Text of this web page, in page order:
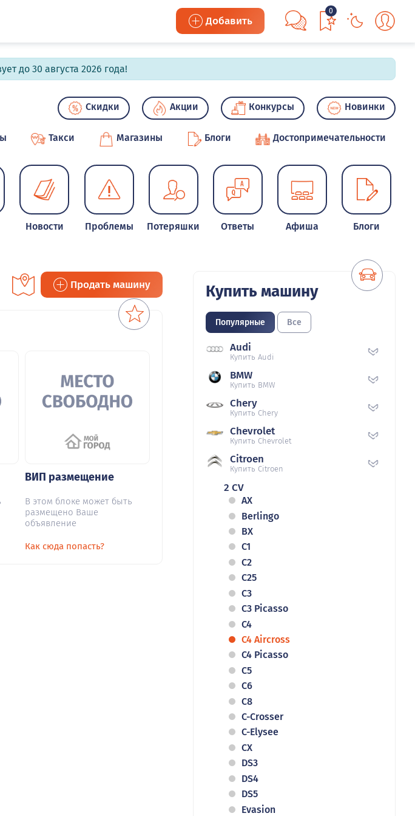
Добавить
0
до 30 августа 2026 года!
Скидки Акции Конкурсы Новинки
Такси Магазины Блоги Достопримечательности
Новости Проблемы Потеряшки Ответы Афиша Блоги
Продать машину
ВИП размещение
В этом блоке может быть
размещено Ваше
объявление
Как сюда попасть?
Купить машину
Популярные Все
Audi
Купить Audi
BMW
Купить BMW
Chery
Купить Chery
Chevrolet
Купить Chevrolet
Citroen
Купить Citroen
2 CV
AX
Berlingo
BX
C1
C2
C25
C3
C3 Picasso
C4
C4 Aircross
C4 Picasso
C5
C6
C8
C-Crosser
C-Elysee
CX
DS3
DS4
DS5
Evasion